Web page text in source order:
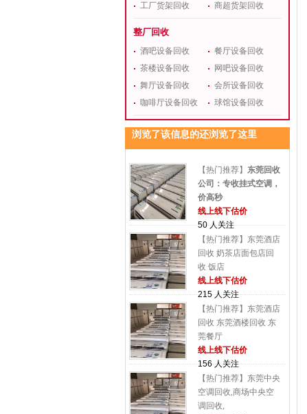
工厂货架回收
商超货架回收
整厂回收
酒吧设备回收
餐厅设备回收
茶楼设备回收
网吧设备回收
舞厅设备回收
会所设备回收
咖啡厅设备回收
球馆设备回收
浏览了该信息的还浏览了这里
【热门推荐】 东莞回收
公司：专收挂式空调，
价高秒
线上线下估价
50 人关注
【热门推荐】东莞酒店
回收 奶茶店面包店回
收 饭店
线上线下估价
215 人关注
【热门推荐】东莞酒店
回收 东莞酒楼回收 东
莞餐厅
线上线下估价
156 人关注
【热门推荐】东莞中央
空调回收,商场中央空
调回收,